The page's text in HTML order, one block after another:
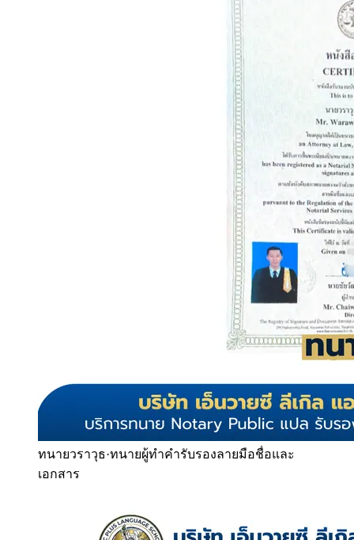
ทนายวราวุธ·ทนายผู้ทำคำรับรองลายมือชื่อและ
เอกสาร